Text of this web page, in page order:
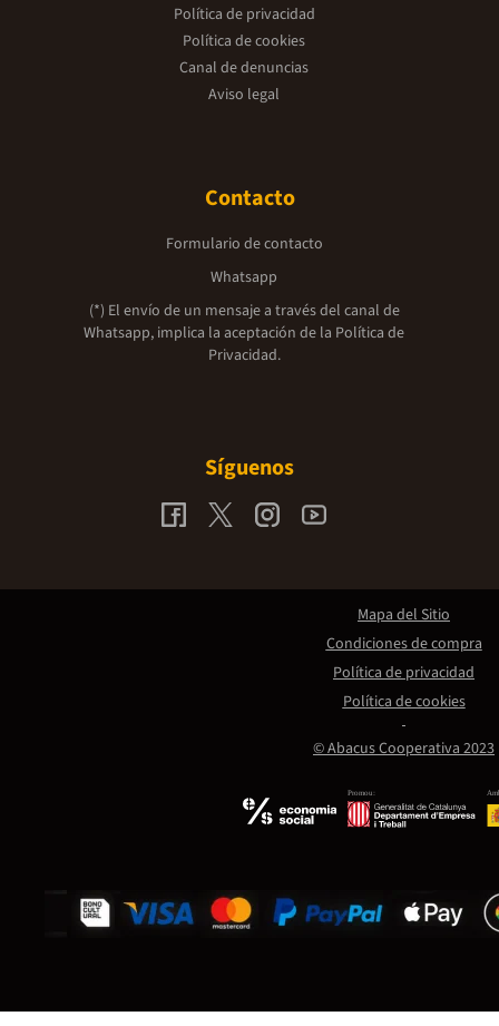
Política de privacidad
Política de cookies
Canal de denuncias
Aviso legal
Contacto
Formulario de contacto
Whatsapp
(*) El envío de un mensaje a través del canal de
Whatsapp, implica la aceptación de la Política de
Privacidad.
Síguenos
Promou:
© Abacus Cooperativa 2023
Mapa del Sitio
Condiciones de compra
Política de privacidad
Política de cookies